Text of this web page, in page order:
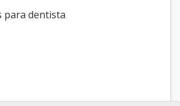
para dentista